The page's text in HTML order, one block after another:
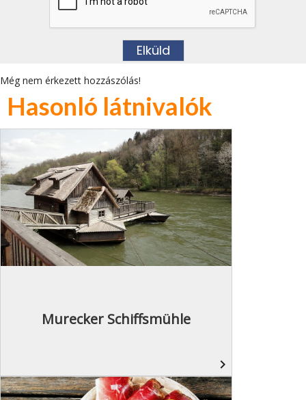
Még nem érkezett hozzászólás!
Hasonló látnivalók
Murecker Schiffsmühle
navigate_next